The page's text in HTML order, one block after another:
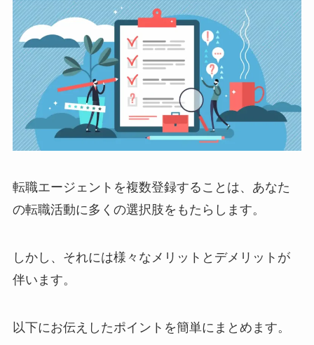
転職エージェントを複数登録することは、あなた
の転職活動に多くの選択肢をもたらします。
しかし、それには様々なメリットとデメリットが
伴います。
以下にお伝えしたポイントを簡単にまとめます。